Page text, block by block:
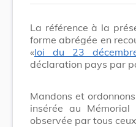
La référence à la
forme abrégée en
«loi du 23
déclaration pays par
Mandons et
insérée au
observée par tous